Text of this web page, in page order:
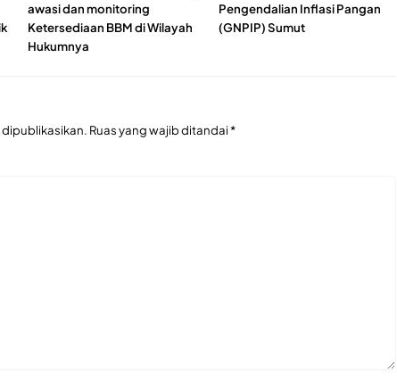
awasi dan monitoring
Ketersediaan BBM di Wilayah
Hukumnya
Pengendalian Inflasi Pangan
(GNPIP) Sumut
dipublikasikan. Ruas yang wajib ditandai*